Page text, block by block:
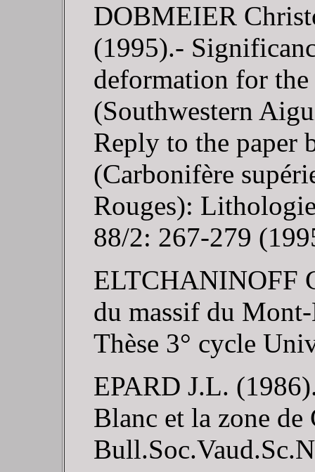
DOBMEIER
(1995).-
deformation for
(Southwestern
Reply to the paper
(Carbonifère
Rouges):
88/2: 267-279
ELTCHANINOFF
du massif du
Thèse 3° cycle
EPARD J.L.
Blanc et la zone